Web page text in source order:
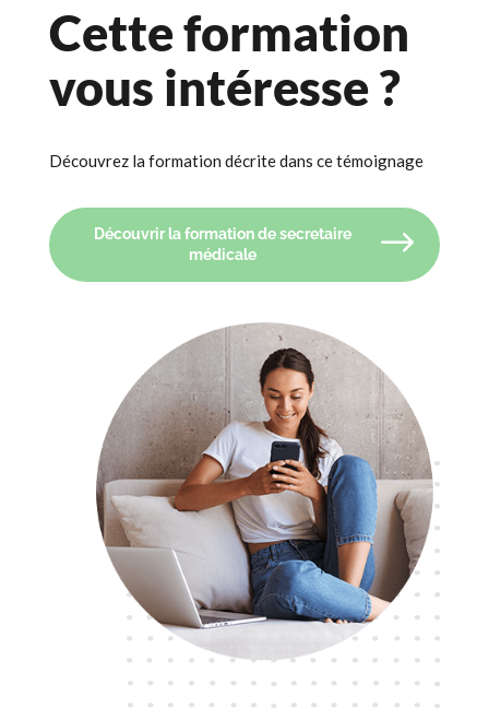
Cette formation
vous intéresse ?
Découvrez la formation décrite dans ce témoignage
Découvrir la formation de secretaire
médicale